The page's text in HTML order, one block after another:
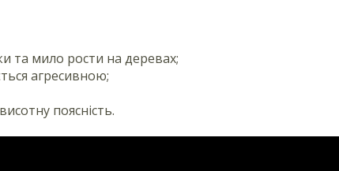
та мило рости на деревах;
агресивною;
поясність.